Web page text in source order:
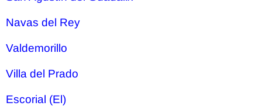
Navas del Rey
Valdemorillo
Villa del Prado
Escorial (El)